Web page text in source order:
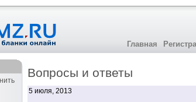
Главная
Вопросы и ответы
5 июля, 2013